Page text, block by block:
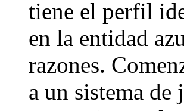
tiene el perfil
en la entidad
razones.
a un sistema